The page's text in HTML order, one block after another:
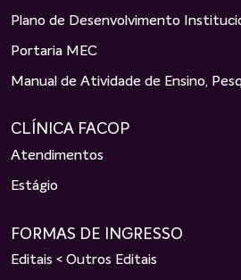
Plano de Desenvolvimento
Portaria MEC
Manual de Atividade de Ensino,
CLÍNICA FACOP
Atendimentos
Estágio
FORMAS DE INGRESSO
Editais < Outros Editais